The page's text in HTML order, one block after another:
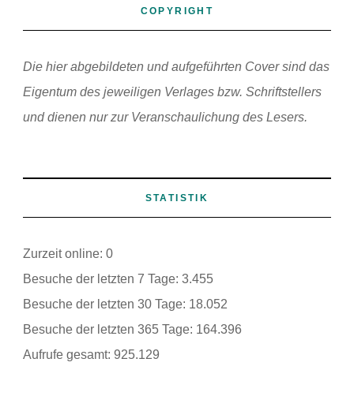
COPYRIGHT
Die hier abgebildeten und aufgeführten Cover sind das
Eigentum des jeweiligen Verlages bzw. Schriftstellers
und dienen nur zur Veranschaulichung des Lesers.
STATISTIK
Zurzeit online: 0
Besuche der letzten 7 Tage: 3.455
Besuche der letzten 30 Tage: 18.052
Besuche der letzten 365 Tage: 164.396
Aufrufe gesamt: 925.129